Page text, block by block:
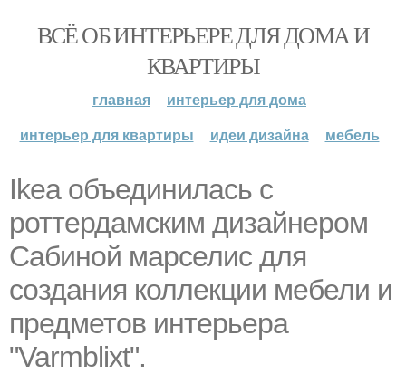
ВСЁ ОБ ИНТЕРЬЕРЕ ДЛЯ ДОМА И
КВАРТИРЫ
главная
интерьер для дома
интерьер для квартиры
идеи дизайна мебель
Ikea объединилась с
роттердамским дизайнером
Сабиной марселис для
создания коллекции мебели и
предметов интерьера
"Varmblixt".